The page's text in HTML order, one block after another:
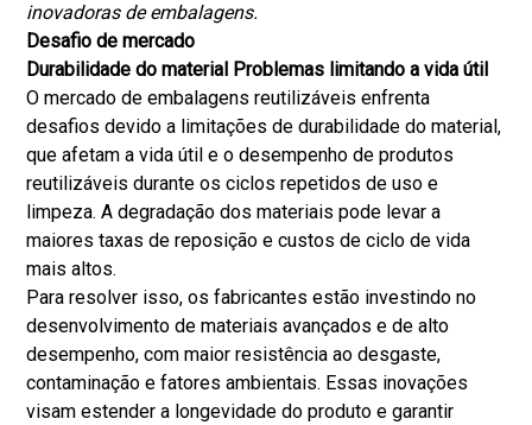
inovadoras de embalagens.
Desafio de mercado
Durabilidade do material Problemas limitando a vida útil
O mercado de embalagens reutilizáveis ​​enfrenta
desafios devido a limitações de durabilidade do material,
que afetam a vida útil e o desempenho de produtos
reutilizáveis ​​durante os ciclos repetidos de uso e
limpeza. A degradação dos materiais pode levar a
maiores taxas de reposição e custos de ciclo de vida
mais altos.
Para resolver isso, os fabricantes estão investindo no
desenvolvimento de materiais avançados e de alto
desempenho, com maior resistência ao desgaste,
contaminação e fatores ambientais. Essas inovações
visam estender a longevidade do produto e garantir